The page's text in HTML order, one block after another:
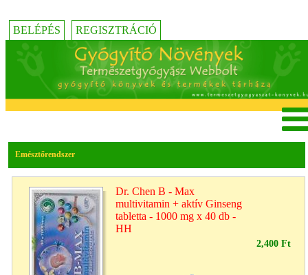
BELÉPÉS REGISZTRÁCIÓ
Emésztőrendszer
Dr. Chen B - Max
multivitamin + aktív Ginseng
tabletta - 1000 mg x 40 db -
HH
2,400 Ft